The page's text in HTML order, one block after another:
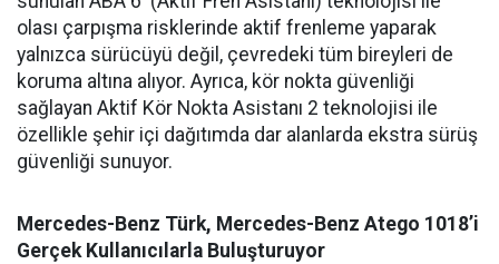
olası çarpışma risklerinde aktif frenleme yaparak
yalnızca sürücüyü değil, çevredeki tüm bireyleri de
koruma altına alıyor. Ayrıca, kör nokta güvenliği
sağlayan Aktif Kör Nokta Asistanı 2 teknolojisi ile
özellikle şehir içi dağıtımda dar alanlarda ekstra sürüş
güvenliği sunuyor.
Mercedes-Benz Türk, Mercedes-Benz Atego 1018’i
Gerçek Kullanıcılarla Buluşturuyor